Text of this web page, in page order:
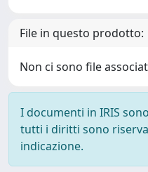
File in questo prodotto:
Non ci sono file
I documenti in IRIS
tutti i diritti sono
indicazione.